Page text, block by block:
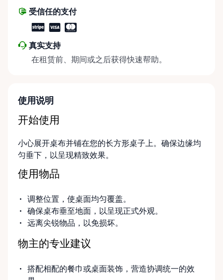
share instead of buy, we’re all doing our part to
make things easier on Mother Nature.
受信任的支付
真实支持
在租赁前、期间或之后获得快速帮助。
使用说明
开始使用
小心展开桌布并铺在您的长方形桌子上。确保边缘均
匀垂下，以呈现精致效果。
使用物品
调整位置，使桌面均匀覆盖。
确保桌布垂至地面，以呈现正式外观。
远离尖锐物品，以免损坏。
物主的专业建议
搭配相配的餐巾或桌面装饰，营造协调统一的效